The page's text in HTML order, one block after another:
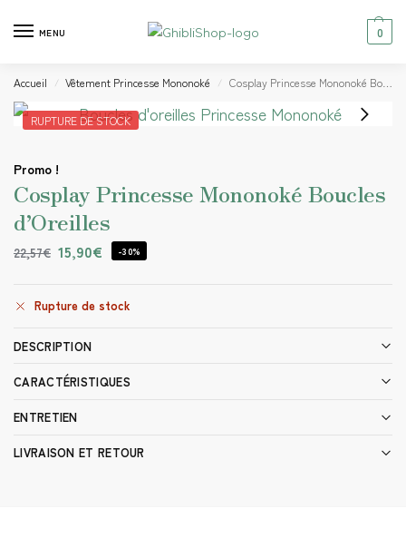
MENU 0
Accueil / Vêtement Princesse Mononoké / Cosplay Princesse Mononoké Boucles d’Oreilles
RUPTURE DE STOCK
Promo !
Cosplay Princesse Mononoké Boucles
d’Oreilles
22,57€ 15,90€ -30%
Rupture de stock
DESCRIPTION
CARACTÉRISTIQUES
ENTRETIEN
LIVRAISON ET RETOUR